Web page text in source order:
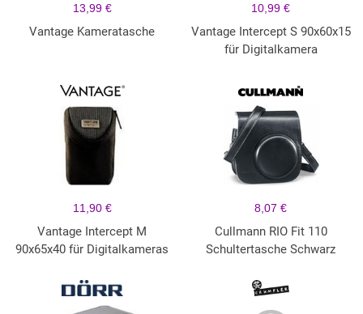
13,99 €
Vantage Kameratasche
10,99 €
Vantage Intercept S 90x60x15
für Digitalkamera
11,90 €
Vantage Intercept M
90x65x40 für Digitalkameras
8,07 €
Cullmann RIO Fit 110
Schultertasche Schwarz